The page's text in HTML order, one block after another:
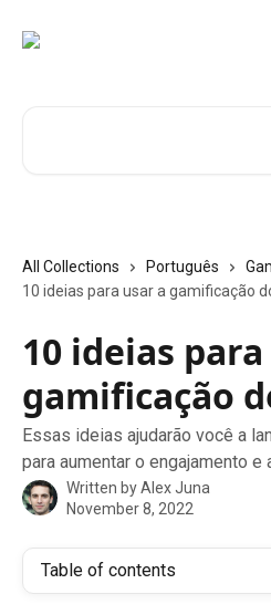
All Collections Português
10 ideias para usar a gamificação
10 ideias
gamificação
Essas ideias ajudarão você a
para aumentar o engajamento e
Written byAlex Juna
November 8, 2022
Table of contents